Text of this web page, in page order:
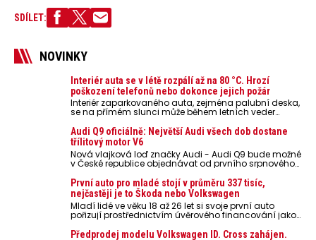
SDÍLET:
NOVINKY
Interiér auta se v létě rozpálí až na 80 °C. Hrozí
poškození telefonů nebo dokonce jejich požár
Interiér zaparkovaného auta, zejména palubní deska,
se na přímém slunci může během letních veder
nebezpečí pro odložené mobilní telefony, powerbanky
nebo notebooky. Můžou urychlit stárnutí baterií,
poškodit elektroniku a ve výjimečných případech i
zvýšit riziko požáru.
Audi Q9 oficiálně: Největší Audi všech dob dostane
třílitový motor V6
Nová vlajková loď značky Audi - Audi Q9 bude možné
v České republice objednávat od prvního srpnového
První auto pro mladé stojí v průměru 337 tisíc,
nejčastěji je to Škoda nebo Volkswagen
Mladí lidé ve věku 18 až 26 let si svoje první auto
pořizují prostřednictvím úvěrového financování jako
auto. Průměrná pořizovací cena vozu dosahuje 337
Předprodej modelu Volkswagen ID. Cross zahájen.